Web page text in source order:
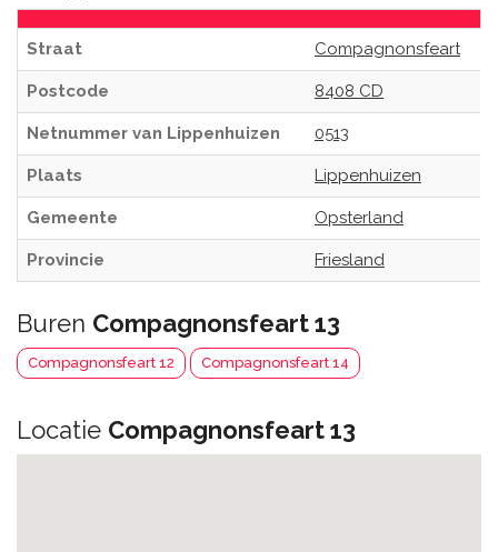
Straat Compagnonsfeart
Postcode 8408 CD
Netnummer van Lippenhuizen 0513
Plaats Lippenhuizen
Gemeente Opsterland
Provincie Friesland
Buren Compagnonsfeart 13
Compagnonsfeart 12 Compagnonsfeart 14
Locatie Compagnonsfeart 13